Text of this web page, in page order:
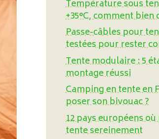
Température sous
+35°C, comment bien
Passe-câbles pour
testées pour rester
Tente modulaire : 5
montage réussi
Camping en tente en
poser son bivouac ?
12 pays européens
tente sereinement